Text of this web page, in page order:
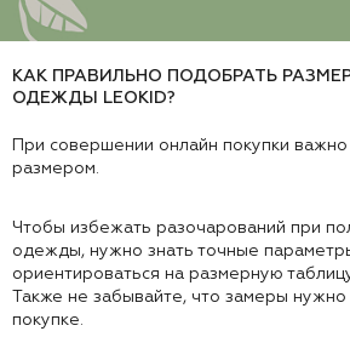
КАК ПРАВИЛЬНО ПОДОБРАТЬ
ОДЕЖДЫ LEOKID?
При совершении онлайн покупки
размером.
Чтобы избежать разочарований при
одежды, нужно знать точные
ориентироваться на размерную
Также не забывайте, что замеры
покупке.